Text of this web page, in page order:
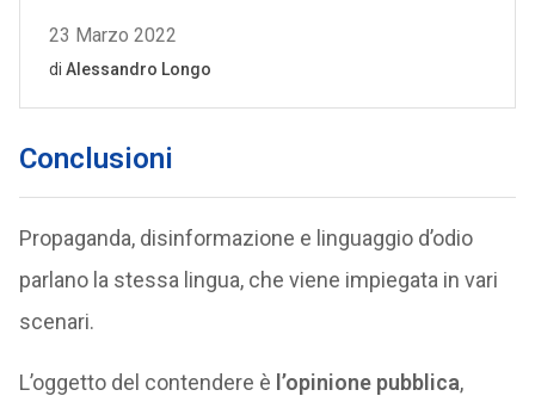
Conclusioni
Propaganda, disinformazione e linguaggio d’odio
parlano la stessa lingua, che viene impiegata in vari
scenari.
L’oggetto del contendere è l’opinione pubblica,